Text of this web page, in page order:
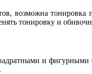
возможна
тонировку и
и